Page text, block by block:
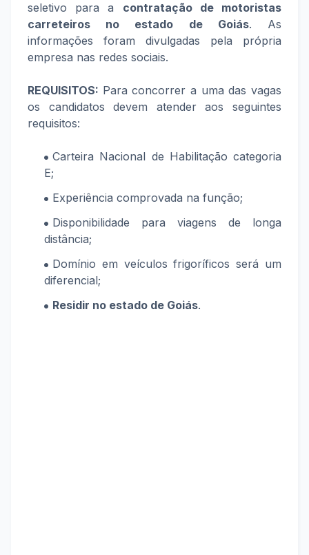
seletivo para a contratação de motoristas
carreteiros no estado de Goiás. As
informações foram divulgadas pela própria
empresa nas redes sociais.
REQUISITOS: Para concorrer a uma das vagas
os candidatos devem atender aos seguintes
requisitos:
Carteira Nacional de Habilitação categoria
E;
Experiência comprovada na função;
Disponibilidade para viagens de longa
distância;
Domínio em veículos frigoríficos será um
diferencial;
Residir no estado de Goiás.